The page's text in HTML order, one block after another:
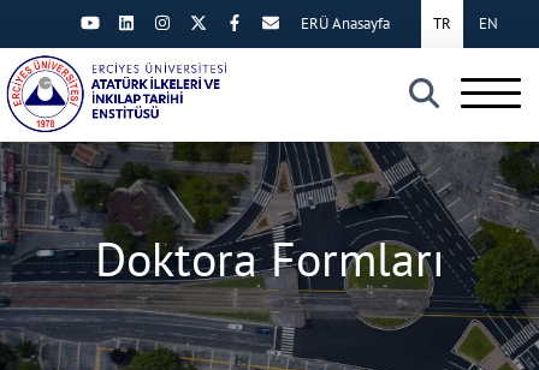
×
TR EN
ERÜ Anasayfa
Doktora Formları